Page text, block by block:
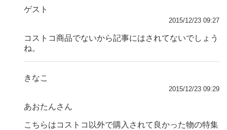
ゲスト
2015/12/23 09:27
コストコ商品でないから記事にはされてないでしょう
ね。
きなこ
2015/12/23 09:29
あおたんさん
こちらはコストコ以外で購入されて良かった物の特集